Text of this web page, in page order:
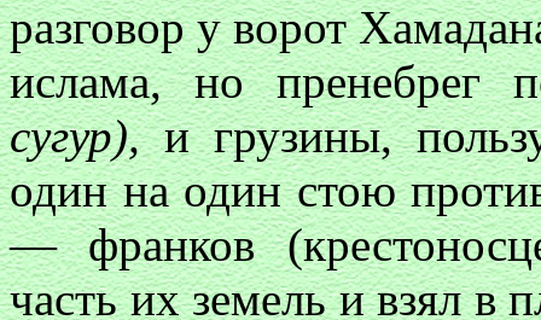
разговор у ворот
ислама, но пренебрег
сугур),и грузины,
один на один стою
— франков
часть их земель и взял в